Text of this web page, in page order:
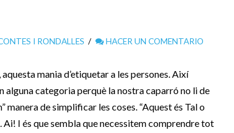
I RONDALLES HACER UN COMENTARIO
mania d’etiquetar a les persones. Així
alguna categoria perquè la nostra caparró no li de
manera de simplificar les coses. “Aquest és Tal o
Ai! I és que sembla que necessitem comprendre tot